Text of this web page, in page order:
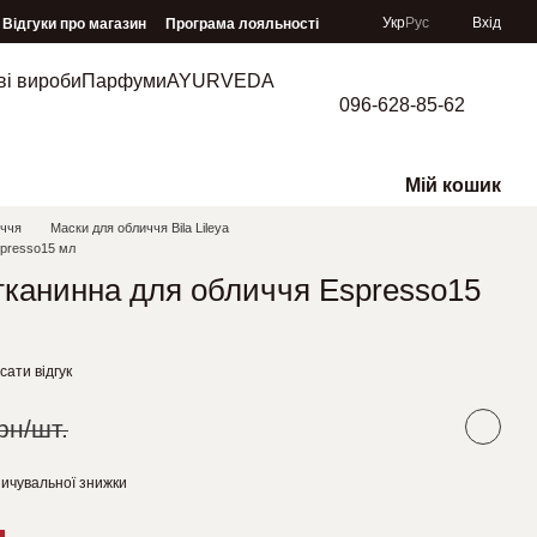
Відгуки про магазин Програма лояльності УкрРус Вхід
виробиПарфумиAYURVEDA
096-628-85-62
Мій кошик
Маски для обличчя Bila Lileya
мл
для обличчя Espresso15
відгук
шт.
знижки